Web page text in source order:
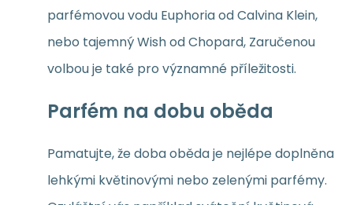
parfémovou vodu Euphoria od Calvina Klein,
nebo tajemný Wish od Chopard, Zaručenou
volbou je také pro významné příležitosti.
Parfém na dobu oběda
Pamatujte, že doba oběda je nejlépe doplněna
lehkými květinovými nebo zelenými parfémy.